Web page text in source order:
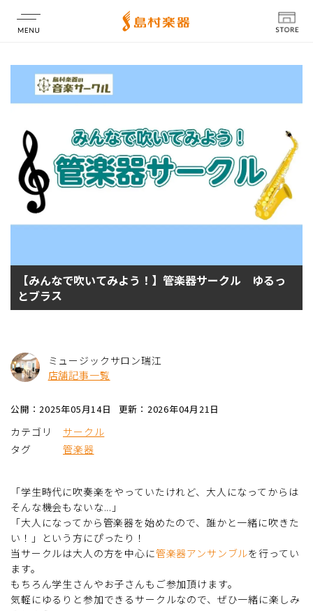
店舗情報
【みんなで吹いてみよう！】管楽器サークル ゆるっ
とブラス
ミュージックサロン瑞江
店舗記事一覧
公開：2025年05月14日 更新：2026年04月21日
カテゴリ
サークル
タグ
管楽器
「学生時代に吹奏楽をやっていたけれど、大人になってからは
そんな機会もないな...」
「大人になってから管楽器を始めたので、誰かと一緒に吹きた
い！」という方にぴったり！
当サークルは大人の方を中心に管楽器アンサンブルを行ってい
ます。
もちろん学生さんやお子さんもご参加頂けます。
気軽にゆるりと参加できるサークルなので、ぜひ一緒に楽しみ